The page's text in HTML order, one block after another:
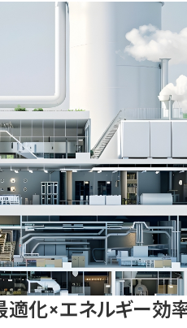
適化×エネルギー効